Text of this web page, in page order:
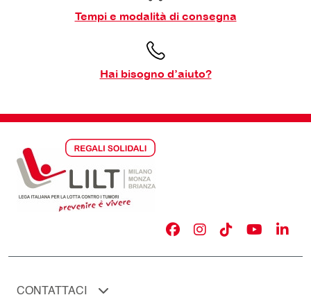
Tempi e modalità di consegna
Hai bisogno d’aiuto?
CONTATTACI